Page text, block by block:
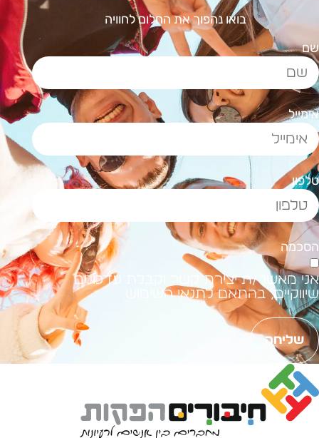
בואו נהפוך את החלום לחוויה
מאשר/ת יצירת קשר וקבלת עדכונים
בהתאם לתנאי השימוש.
שליחה